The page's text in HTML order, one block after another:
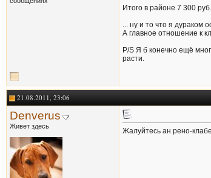
Итого в районе 7 300 руб.
... ну и то что я дураком
А главное отношение к
P/S Я б конечно ещё
расти.
21.08.2011, 23:06
Denverus
Живет здесь
Жалуйтесь ан рено-